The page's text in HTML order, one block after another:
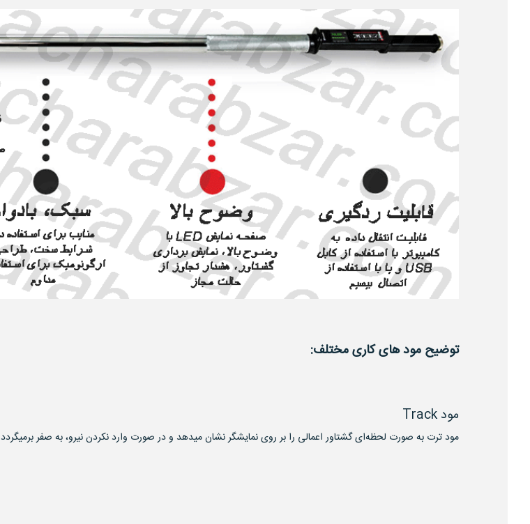
استخراج
داده
ها
دستگاه،
اتصال
بی‌سیم
ترکمتر(در
بعضی
از
مدل
ها)
و
...
توضیح مود های کاری مختلف:
مود Track
مود ترت به صورت لحظه‌ای گشتاور اعمالی را بر روی نمایشگر نشان میدهد و در صورت وارد نکردن نیرو، به صفر برمیگردد